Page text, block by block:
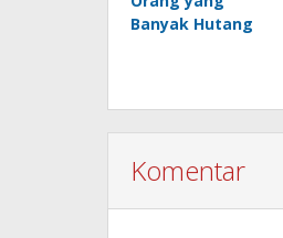
Banyak Hutang
Komentar